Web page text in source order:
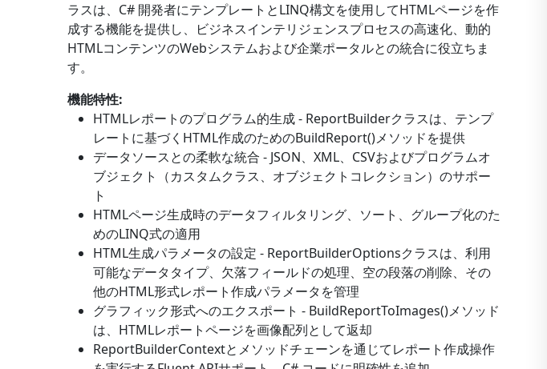
ラスは、C# 開発者にテンプレートとLINQ構文を使用してHTMLページを作
成する機能を提供し、ビジネスインテリジェンスプロセスの高速化、動的
HTMLコンテンツのWebシステムおよび企業ポータルとの統合に役立ちま
す。
機能特性:
HTMLレポートのプログラム的生成 - ReportBuilderクラスは、テンプ
レートに基づくHTML作成のためのBuildReport()メソッドを提供
データソースとの柔軟な統合 - JSON、XML、CSVおよびプログラムオ
ブジェクト（カスタムクラス、オブジェクトコレクション）のサポー
ト
HTMLページ生成時のデータフィルタリング、ソート、グループ化のた
めのLINQ式の適用
HTML生成パラメータの設定 - ReportBuilderOptionsクラスは、利用
可能なデータタイプ、欠落フィールドの処理、空の段落の削除、その
他のHTML形式レポート作成パラメータを管理
グラフィック形式へのエクスポート - BuildReportToImages()メソッド
は、HTMLレポートページを画像配列として返却
ReportBuilderContextとメソッドチェーンを通じてレポート作成操作